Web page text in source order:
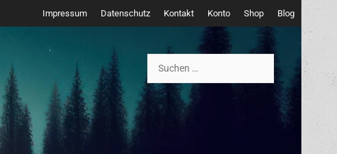
Impressum Datenschutz Kontakt Konto Shop Blog
nach: